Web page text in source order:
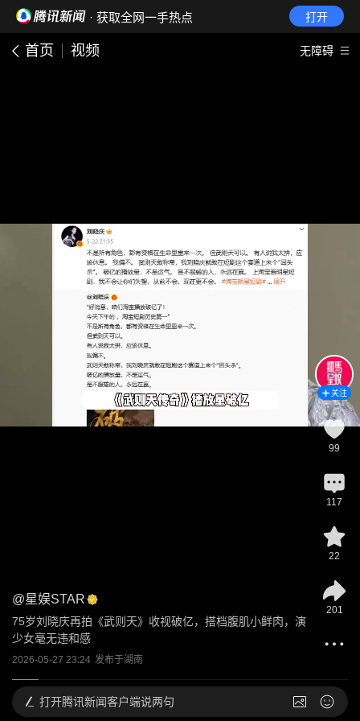
· 获取全网一手热点 打开
首页 视频 无障碍
@星娱STAR
75岁刘晓庆再拍《武则天》收视破亿，搭档腹肌小鲜肉，演
少女毫无违和感
2026-05-27 23:24 发布于湖南
关注
99
117
22
201
打开腾讯新闻客户端说两句